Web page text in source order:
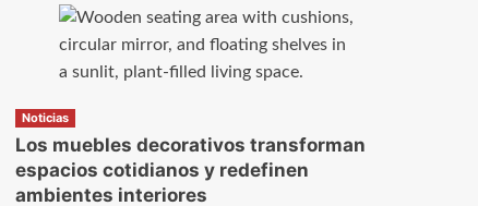
Noticias
Los muebles decorativos transforman
espacios cotidianos y redefinen
ambientes interiores